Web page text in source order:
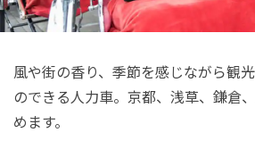
風や街の香り、季節を感じながら観
のできる人力車。京都、浅草、鎌倉
めます。